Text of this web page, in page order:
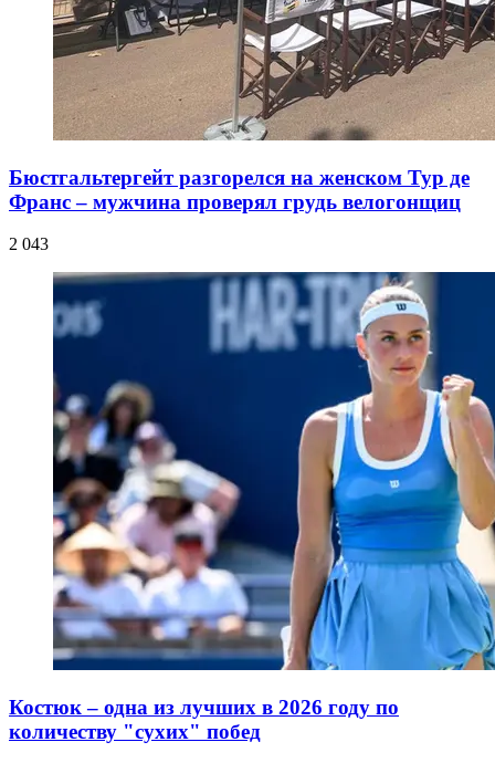
Бюстгальтергейт разгорелся на женском Тур де
Франс – мужчина проверял грудь велогонщиц
2 043
Костюк – одна из лучших в 2026 году по
количеству "сухих" побед